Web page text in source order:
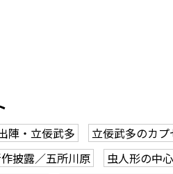
陣・立佞武多
立佞武多のカ
披露／五所川原
虫人形の中